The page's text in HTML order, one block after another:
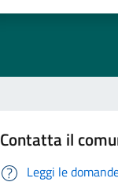
Contatta il
Leggi le